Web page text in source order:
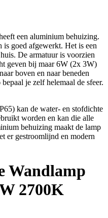
een aluminium behuizing.
is goed afgewerkt. Het is een
De armatuur is voorzien
geven bij maar 6W (2x 3W)
boven en naar beneden
je zelf helemaal de sfeer.
kan de water- en stofdichte
worden en kan die alle
behuizing maakt de lamp
er gestroomlijnd en modern
Wandlamp
2700K